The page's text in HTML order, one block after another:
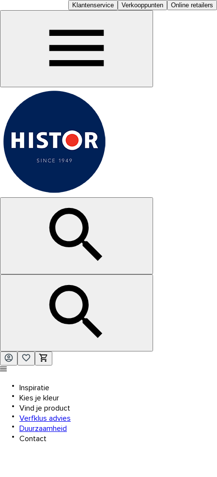
Klantenservice Verkooppunten Online retailers
Inspiratie
Kies je kleur
Vind je product
Verfklus advies
Duurzaamheid
Contact